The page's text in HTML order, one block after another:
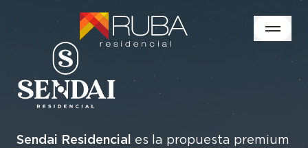
Sendai Residencial
es la propuesta premium